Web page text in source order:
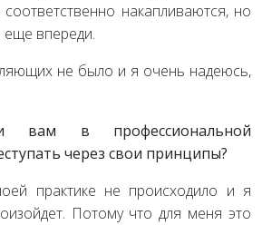
накапливаются, но
впереди.
не было и я очень надеюсь,
вам в профессиональной
через свои принципы?
практике не происходило и я
Потому что для меня это